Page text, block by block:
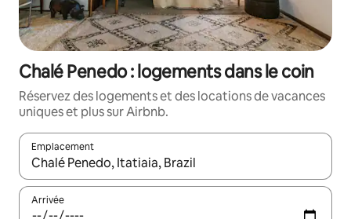
Chalé Penedo : logements dans le coin
Réservez des logements et des locations de vacances
uniques et plus sur Airbnb.
Emplacement
Quand les résultats sont affichés, parcourez-les en utilisant
Arrivée